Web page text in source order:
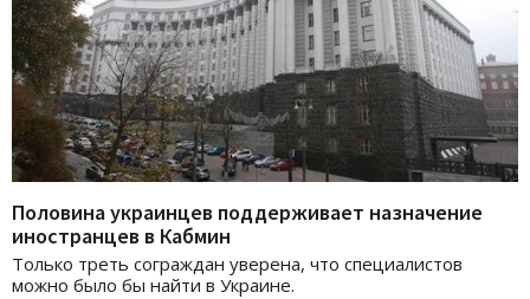
Половина украинцев поддерживает назначение
иностранцев в Кабмин
Только треть сограждан уверена, что специалистов
можно было бы найти в Украине.